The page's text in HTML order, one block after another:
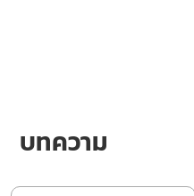
บทความ